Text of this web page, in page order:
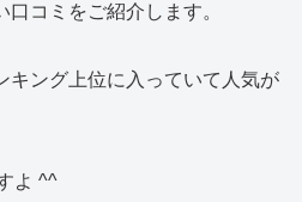
コミをご紹介します。
キング上位に入っていて人気が
よ ^^